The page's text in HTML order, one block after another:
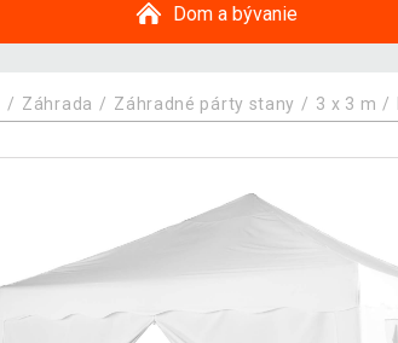
Dom a bývanie
Záhrada Záhradné párty stany 3 x 3 m